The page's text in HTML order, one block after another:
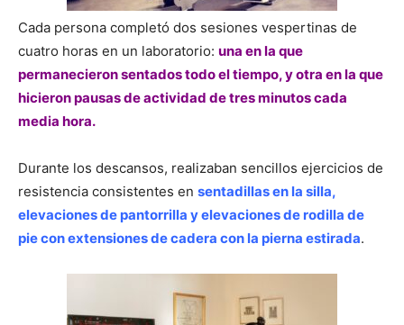
Cada persona completó dos sesiones vespertinas de
cuatro horas en un laboratorio: una en la que
permanecieron sentados todo el tiempo, y otra en la que
hicieron pausas de actividad de tres minutos cada
media hora.
Durante los descansos, realizaban sencillos ejercicios de
resistencia consistentes en sentadillas en la silla,
elevaciones de pantorrilla y elevaciones de rodilla de
pie con extensiones de cadera con la pierna estirada.